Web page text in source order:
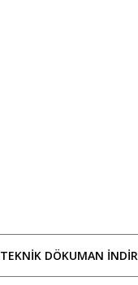
TEKNIK DÖKUMAN INDIR